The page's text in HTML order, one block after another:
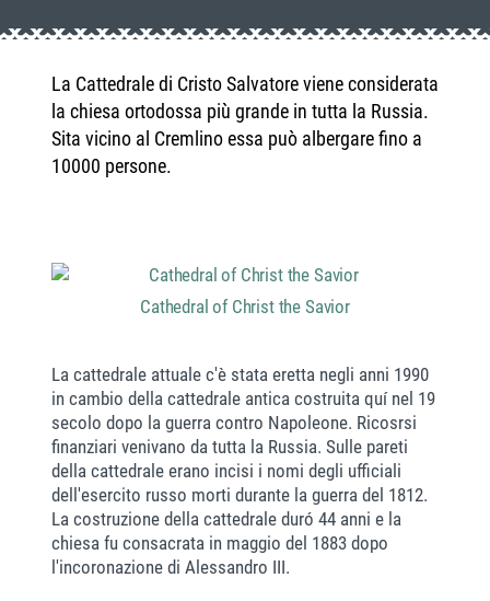
La Cattedrale di Cristo Salvatore viene considerata
la chiesa ortodossa più grande in tutta la Russia.
Sita vicino al Cremlino essa può albergare fino a
10000 persone.
Cathedral of Christ the Savior
La cattedrale attuale c'è stata eretta negli anni 1990
in cambio della cattedrale antica costruita quí nel 19
secolo dopo la guerra contro Napoleone. Ricosrsi
finanziari venivano da tutta la Russia. Sulle pareti
della cattedrale erano incisi i nomi degli ufficiali
dell'esercito russo morti durante la guerra del 1812.
La costruzione della cattedrale duró 44 anni e la
chiesa fu consacrata in maggio del 1883 dopo
l'incoronazione di Alessandro III.